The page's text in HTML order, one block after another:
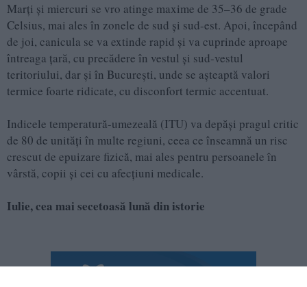
Marți și miercuri se vro atinge maxime de 35–36 de grade
Celsius, mai ales în zonele de sud și sud-est. Apoi, începând
de joi, canicula se va extinde rapid și va cuprinde aproape
întreaga țară, cu precădere în vestul și sud-vestul
teritoriului, dar și în București, unde se așteaptă valori
termice foarte ridicate, cu disconfort termic accentuat.
Indicele temperatură-umezeală (ITU) va depăși pragul critic
de 80 de unități în multe regiuni, ceea ce înseamnă un risc
crescut de epuizare fizică, mai ales pentru persoanele în
vârstă, copii și cei cu afecțiuni medicale.
Iulie, cea mai secetoasă lună din istorie